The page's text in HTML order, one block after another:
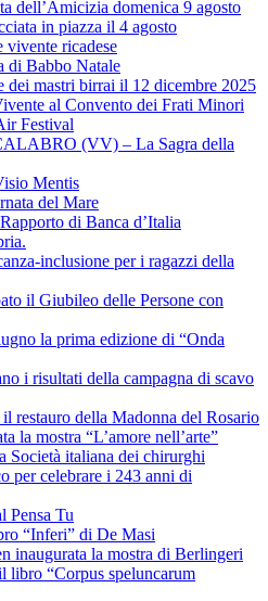
dell’Amicizia domenica 9 agosto
in piazza il 4 agosto
ricadese
di Babbo Natale
dei mastri birrai il 12 dicembre 2025
al Convento dei Frati Minori
Festival
(VV) – La Sagra della
Mentis
del Mare
di Banca d’Italia
inclusione per i ragazzi della
il Giubileo delle Persone con
la prima edizione di “Onda
i risultati della campagna di scavo
restauro della Madonna del Rosario
la mostra “L’amore nell’arte”
Società italiana dei chirurghi
per celebrare i 243 anni di
Pensa Tu
“Inferi” di De Masi
inaugurata la mostra di Berlingeri
libro “Corpus speluncarum